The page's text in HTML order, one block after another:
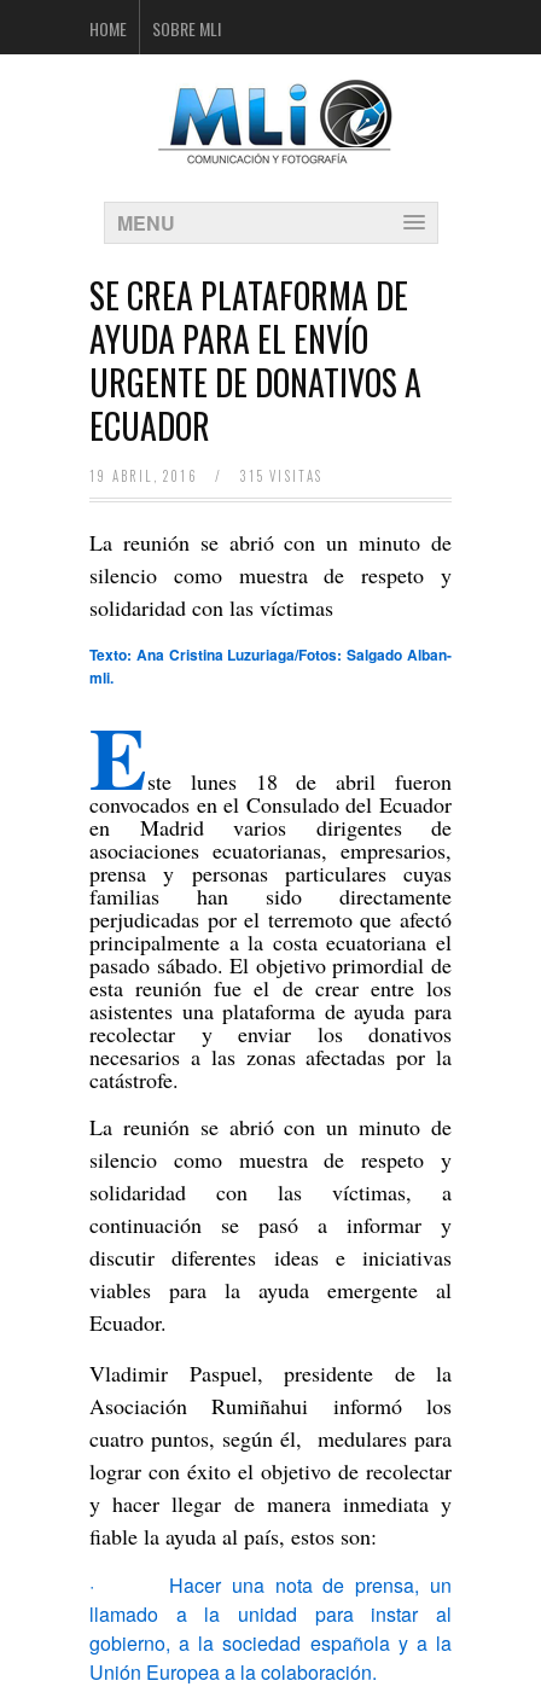
HOME SOBRE MLI
MENU
SE CREA PLATAFORMA DE
AYUDA PARA EL ENVÍO
URGENTE DE DONATIVOS A
ECUADOR
19 ABRIL, 2016 / 315 VISITAS
La reunión se abrió con un minuto de
silencio como muestra de respeto y
solidaridad con las víctimas
Texto: Ana Cristina Luzuriaga/Fotos: Salgado Alban-
mli.
Este lunes 18 de abril fueron
convocados en el Consulado del Ecuador
en Madrid varios dirigentes de
asociaciones ecuatorianas, empresarios,
prensa y personas particulares cuyas
familias han sido directamente
perjudicadas por el terremoto que afectó
principalmente a la costa ecuatoriana el
pasado sábado. El objetivo primordial de
esta reunión fue el de crear entre los
asistentes una plataforma de ayuda para
recolectar y enviar los donativos
necesarios a las zonas afectadas por la
catástrofe.
La reunión se abrió con un minuto de
silencio como muestra de respeto y
solidaridad con las víctimas, a
continuación se pasó a informar y
discutir diferentes ideas e iniciativas
viables para la ayuda emergente al
Ecuador.
Vladimir Paspuel, presidente de la
Asociación Rumiñahui informó los
cuatro puntos, según él, medulares para
lograr con éxito el objetivo de recolectar
y hacer llegar de manera inmediata y
fiable la ayuda al país, estos son:
· Hacer una nota de prensa, un
llamado a la unidad para instar al
gobierno, a la sociedad española y a la
Unión Europea a la colaboración.